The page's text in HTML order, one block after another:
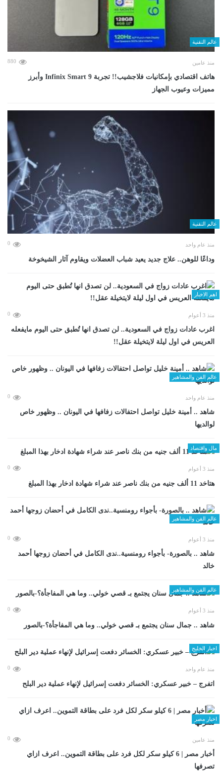
عالم التقنية
منذ عامين 880
هاتف اقتصادي بإمكانيات فلاجشيب!! تجربة Infinix Smart 9 وأبرز
مميزات وعيوب الجهاز
عالم التقنية
منذ عام واحد 0
وداعًا للوهن.. علاج جديد يعيد شباب العضلات ويقاوم آثار الشيخوخة
اهم الاخبار
منذ 3 أعوام 0
اغرب عادات زواج في السعودية.. لن تصدق انها تُطبق حتى اليوم مايفعله
العريس في اول ليلة لايتخيلة عقل!!
عالم الفن والمشاهير
منذ عام واحد 0
شاهد .. أمينة خليل تواصل احتفالات زفافها في اليونان .. وظهور خاص
لوالديها
مال واقتصاد
منذ 3 أعوام 0
هتاخد 11 ألف جنيه من بنك ناصر عند شراء شهادة ادخار بهذا المبلغ
عالم الفن والمشاهير
منذ 3 أعوام 0
شاهد .. بالصورة- بأجواء رومنسية..ندى الكامل في أحضان زوجها أحمد
خالد
عالم الفن والمشاهير
منذ 3 أعوام 0
شاهد .. جمال سنان يجتمع بـ قصي خولي.. وما هي المفاجأة؟-بالصور
اخبار الخليج
منذ عام واحد 0
اتفرج – خبير عسكري: الخسائر دفعت إسرائيل لإنهاء عملية دير البلح
اخبار مصر
منذ عامين 0
أخبار مصر | 6 كيلو سكر لكل فرد على بطاقة التموين.. اعرف ازاي
تصرفها